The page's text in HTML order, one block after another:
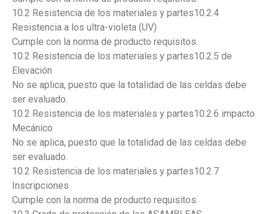
10.2 Resistencia de los materiales y partes10.2.4
Resistencia a los ultra-violeta (UV)
Cumple con la norma de producto requisitos.
10.2 Resistencia de los materiales y partes10.2.5 de
Elevación
No se aplica, puesto que la totalidad de las celdas debe
ser evaluado.
10.2 Resistencia de los materiales y partes10.2.6 impacto
Mecánico
No se aplica, puesto que la totalidad de las celdas debe
ser evaluado.
10.2 Resistencia de los materiales y partes10.2.7
Inscripciones
Cumple con la norma de producto requisitos.